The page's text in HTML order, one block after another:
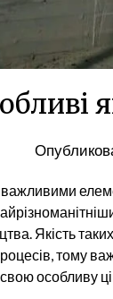
Якість
тому
особливу